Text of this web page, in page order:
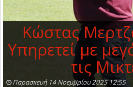
Κώστας
Υπηρετεί με
τις
Παρασκευή 14 Νοεμβρίου 2025 12:55